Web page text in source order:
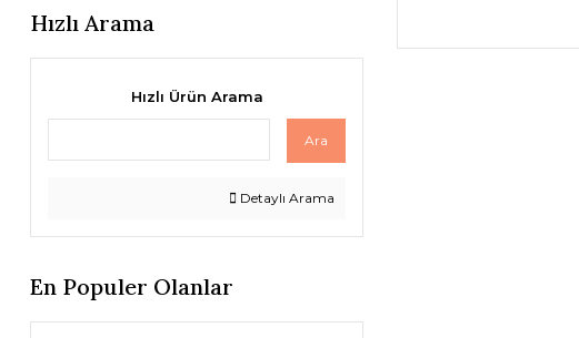
Hızlı Arama
Hızlı Ürün Arama
Ara
Detaylı Arama
En Populer Olanlar